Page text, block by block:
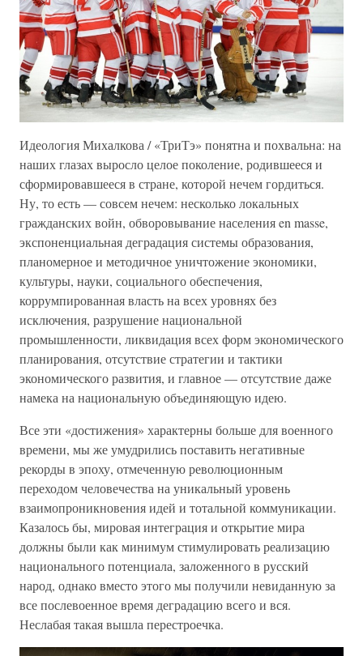
Идеология Михалкова / «ТриТэ» понятна и похвальна: на
наших глазах выросло целое поколение, родившееся и
сформировавшееся в стране, которой нечем гордиться.
Ну, то есть — совсем нечем: несколько локальных
гражданских войн, обворовывание населения en masse,
экспоненциальная деградация системы образования,
планомерное и методичное уничтожение экономики,
культуры, науки, социального обеспечения,
коррумпированная власть на всех уровнях без
исключения, разрушение национальной
промышленности, ликвидация всех форм экономического
планирования, отсутствие стратегии и тактики
экономического развития, и главное — отсутствие даже
намека на национальную объединяющую идею.
Все эти «достижения» характерны больше для военного
времени, мы же умудрились поставить негативные
рекорды в эпоху, отмеченную революционным
переходом человечества на уникальный уровень
взаимопроникновения идей и тотальной коммуникации.
Казалось бы, мировая интеграция и открытие мира
должны были как минимум стимулировать реализацию
национального потенциала, заложенного в русский
народ, однако вместо этого мы получили невиданную за
все послевоенное время деградацию всего и вся.
Неслабая такая вышла перестроечка.